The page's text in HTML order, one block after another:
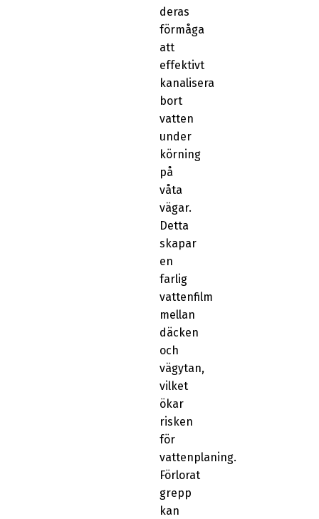
deras
förmåga
att
effektivt
kanalisera
bort
vatten
under
körning
på
våta
vägar.
Detta
skapar
en
farlig
vattenfilm
mellan
däcken
och
vägytan,
vilket
ökar
risken
för
vattenplaning.
Förlorat
grepp
kan